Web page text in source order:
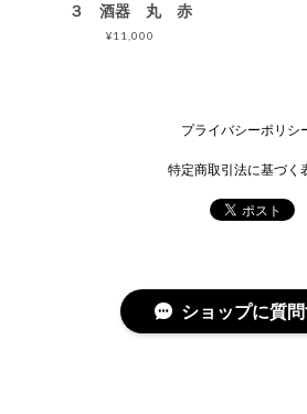
３ 酒器 丸 赤
¥11,000
プライバシーポリシ
特定商取引法に基づく
ショップに質